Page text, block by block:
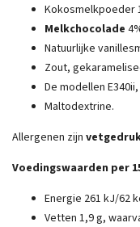
Kokosmelkpoeder
Melkchocolade
Natuurlijke
Zout,
De modellen
Maltodextrine.
Allergenen zijn
Voedingswaarden per
Energie 261 kJ/62
Vetten 1,9 g,